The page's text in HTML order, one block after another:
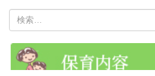
索: